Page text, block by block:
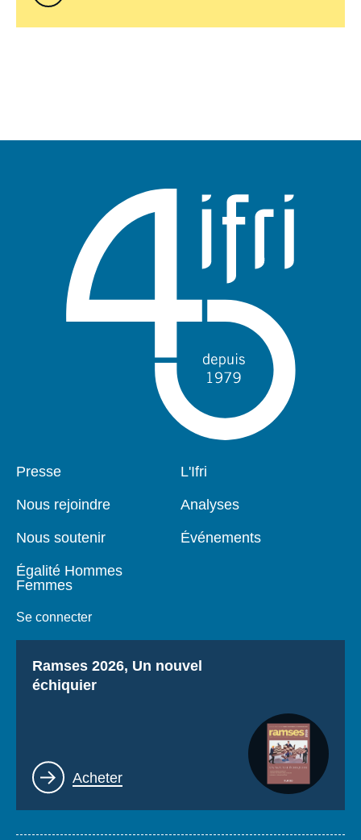
Pied
Presse
Nous rejoindre
Nous soutenir
Égalité Hommes
Femmes
Se connecter
Navigation
L'Ifri
Analyses
Événements
Titre
Ramses 2026, Un nouvel
échiquier
Lien
Acheter